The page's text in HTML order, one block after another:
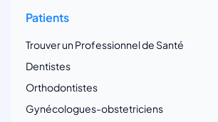
Patients
Trouver un Professionnel de Santé
Dentistes
Orthodontistes
Gynécologues-obstetriciens